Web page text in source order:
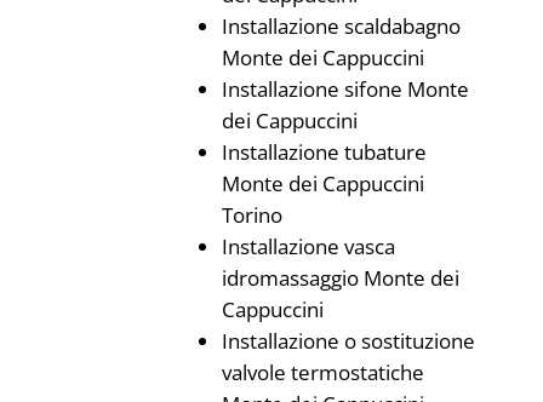
Installazione scaldabagno
Monte dei Cappuccini
Installazione sifone Monte
dei Cappuccini
Installazione tubature
Monte dei Cappuccini
Torino
Installazione vasca
idromassaggio Monte dei
Cappuccini
Installazione o sostituzione
valvole termostatiche